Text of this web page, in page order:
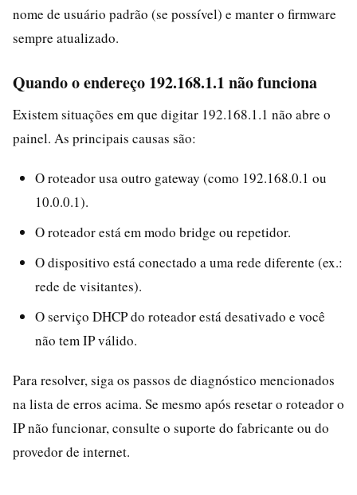
nome de usuário padrão (se possível) e manter o firmware
sempre atualizado.
Quando o endereço 192.168.1.1 não funciona
Existem situações em que digitar 192.168.1.1 não abre o
painel. As principais causas são:
O roteador usa outro gateway (como 192.168.0.1 ou
10.0.0.1).
O roteador está em modo bridge ou repetidor.
O dispositivo está conectado a uma rede diferente (ex.:
rede de visitantes).
O serviço DHCP do roteador está desativado e você
não tem IP válido.
Para resolver, siga os passos de diagnóstico mencionados
na lista de erros acima. Se mesmo após resetar o roteador o
IP não funcionar, consulte o suporte do fabricante ou do
provedor de internet.